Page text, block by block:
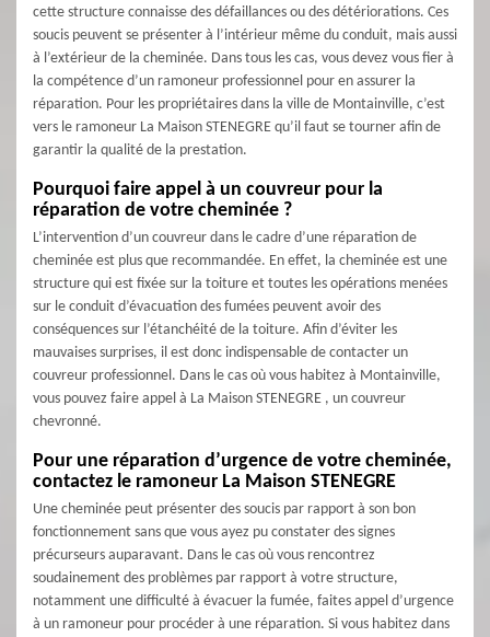
cette structure connaisse des défaillances ou des détériorations. Ces
soucis peuvent se présenter à l’intérieur même du conduit, mais aussi
à l’extérieur de la cheminée. Dans tous les cas, vous devez vous fier à
la compétence d’un ramoneur professionnel pour en assurer la
réparation. Pour les propriétaires dans la ville de Montainville, c’est
vers le ramoneur La Maison STENEGRE qu’il faut se tourner afin de
garantir la qualité de la prestation.
Pourquoi faire appel à un couvreur pour la
réparation de votre cheminée ?
L’intervention d’un couvreur dans le cadre d’une réparation de
cheminée est plus que recommandée. En effet, la cheminée est une
structure qui est fixée sur la toiture et toutes les opérations menées
sur le conduit d’évacuation des fumées peuvent avoir des
conséquences sur l’étanchéité de la toiture. Afin d’éviter les
mauvaises surprises, il est donc indispensable de contacter un
couvreur professionnel. Dans le cas où vous habitez à Montainville,
vous pouvez faire appel à La Maison STENEGRE , un couvreur
chevronné.
Pour une réparation d’urgence de votre cheminée,
contactez le ramoneur La Maison STENEGRE
Une cheminée peut présenter des soucis par rapport à son bon
fonctionnement sans que vous ayez pu constater des signes
précurseurs auparavant. Dans le cas où vous rencontrez
soudainement des problèmes par rapport à votre structure,
notamment une difficulté à évacuer la fumée, faites appel d’urgence
à un ramoneur pour procéder à une réparation. Si vous habitez dans